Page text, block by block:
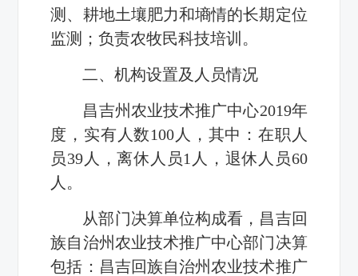
测、耕地土壤肥力和墒情的长期定位
监测；负责农牧民科技培训。
二、机构设置及 人员情况
昌吉州农业技术推广中心2019年
度，实有人数100 人，其中：在职人
员39 人，离休人员1 人，退休人员60
人。
从部门决算单位构成看，昌吉回
族自治州农业技术推广中心部门决算
包括：昌吉回族自治州农业技术推广